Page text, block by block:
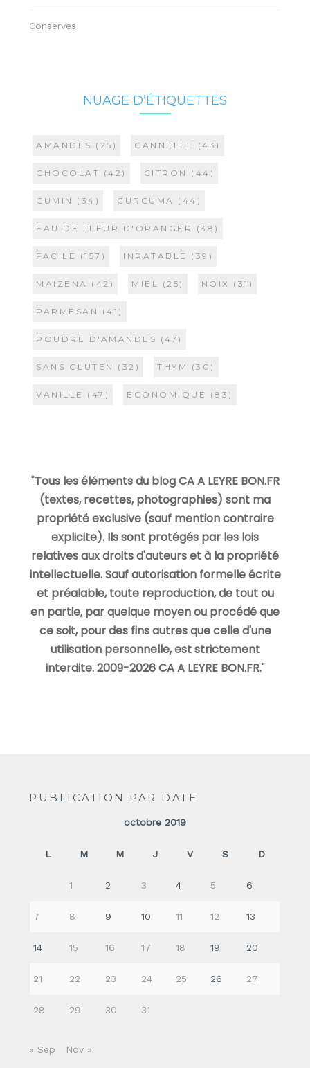
Conserves
NUAGE D’ÉTIQUETTES
AMANDES (25) CANNELLE (43)
CHOCOLAT (42) CITRON (44)
CUMIN (34) CURCUMA (44)
EAU DE FLEUR D'ORANGER (38)
FACILE (157) INRATABLE (39)
MAIZENA (42) MIEL (25) NOIX (31)
PARMESAN (41)
POUDRE D'AMANDES (47)
SANS GLUTEN (32) THYM (30)
VANILLE (47) ÉCONOMIQUE (83)
"Tous les éléments du blog CA A LEYRE BON.FR
(textes, recettes, photographies) sont ma
propriété exclusive (sauf mention contraire
explicite). Ils sont protégés par les lois
relatives aux droits d'auteurs et à la propriété
intellectuelle. Sauf autorisation formelle écrite
et préalable, toute reproduction, de tout ou
en partie, par quelque moyen ou procédé que
ce soit, pour des fins autres que celle d'une
utilisation personnelle, est strictement
interdite. 2009-2026 CA A LEYRE BON.FR."
PUBLICATION PAR DATE
octobre 2019
L M M J V S D
1 2 3 4 5 6
7 8 9 10 11 12 13
14 15 16 17 18 19 20
21 22 23 24 25 26 27
28 29 30 31
« Sep Nov »